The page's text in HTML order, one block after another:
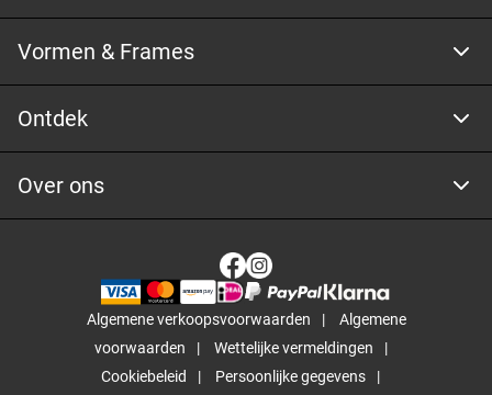
Vormen & Frames
Ontdek
Over ons
Algemene verkoopsvoorwaarden
Algemene
voorwaarden
Wettelijke vermeldingen
Cookiebeleid
Persoonlijke gegevens